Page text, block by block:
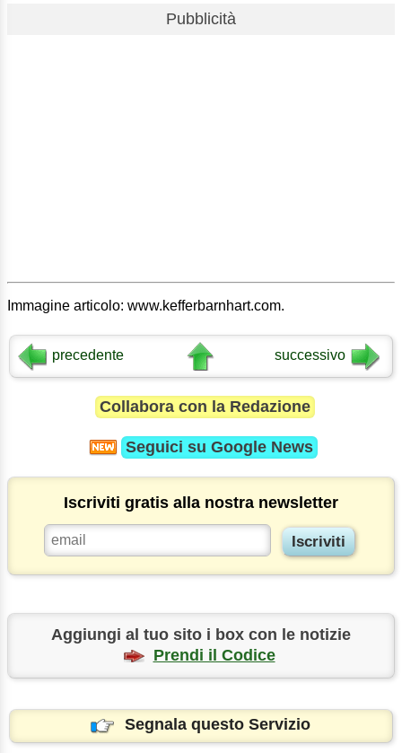
Pubblicità
Immagine articolo: www.kefferbarnhart.com.
precedente successivo
Collabora con la Redazione
Seguici su Google News
Iscriviti gratis alla nostra newsletter
Aggiungi al tuo sito i box con le notizie
Prendi il Codice
Segnala questo Servizio